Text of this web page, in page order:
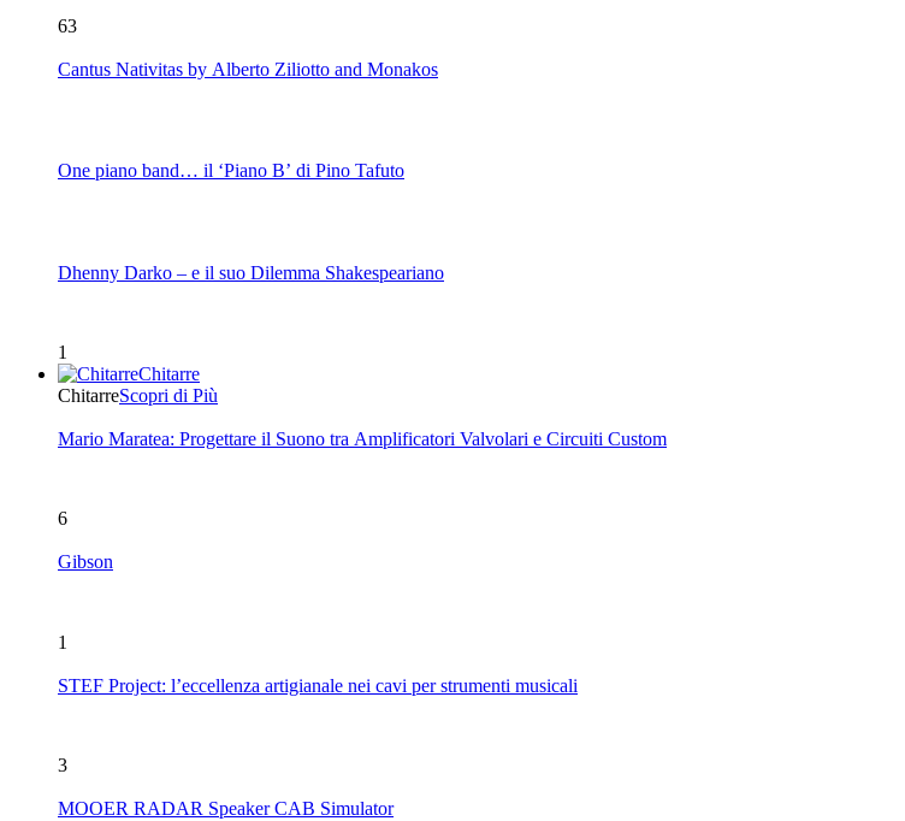
63
Cantus Nativitas by Alberto Ziliotto and Monakos
One piano band… il ‘Piano B’ di Pino Tafuto
Dhenny Darko – e il suo Dilemma Shakespeariano
1
Chitarre
ChitarreScopri di Più
Mario Maratea: Progettare il Suono tra Amplificatori Valvolari e Circuiti Custom
6
Gibson
1
STEF Project: l’eccellenza artigianale nei cavi per strumenti musicali
3
MOOER RADAR Speaker CAB Simulator